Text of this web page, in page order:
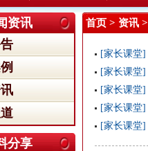
资讯
分享
首页 > 资讯 >
[家长课堂]
[家长课堂]
[家长课堂]
[家长课堂]
[家长课堂]